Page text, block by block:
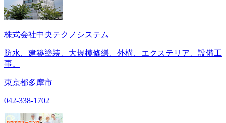
株式会社中央テクノシステム
防水、建築塗装、大規模修繕、外構、エクステリア、設備工
事。
東京都多摩市
042-338-1702